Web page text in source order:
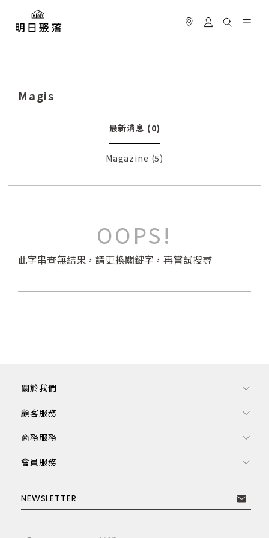
訂閱電子報
Magis
最新消息 (0)
Magazine (5)
OOPS!
此字串查無結果，請更換關鍵字，再嘗試搜尋
關於我們
顧客服務
商務服務
會員服務
NEWSLETTER